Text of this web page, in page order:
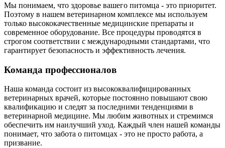
Мы понимаем, что здоровье вашего питомца - это приоритет.
Поэтому в нашем ветеринарном комплексе мы используем
только высококачественные медицинские препараты и
современное оборудование. Все процедуры проводятся в
строгом соответствии с международными стандартами, что
гарантирует безопасность и эффективность лечения.
Команда профессионалов
Наша команда состоит из высококвалифицированных
ветеринарных врачей, которые постоянно повышают свою
квалификацию и следят за последними тенденциями в
ветеринарной медицине. Мы любим животных и стремимся
обеспечить им наилучший уход. Каждый член нашей команды
понимает, что забота о питомцах - это не просто работа, а
призвание.